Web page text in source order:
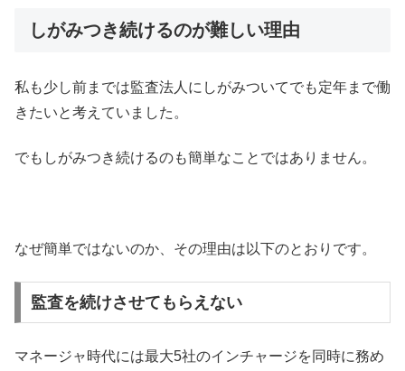
しがみつき続けるのが難しい理由
私も少し前までは監査法人にしがみついてでも定年まで働
きたいと考えていました。
でもしがみつき続けるのも簡単なことではありません。
なぜ簡単ではないのか、その理由は以下のとおりです。
監査を続けさせてもらえない
マネージャ時代には最大5社のインチャージを同時に務め